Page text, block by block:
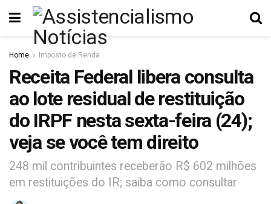
Home Imposto de Renda
Receita Federal libera consulta
ao lote residual de restituição
do IRPF nesta sexta-feira (24);
veja se você tem direito
248 mil contribuintes receberão R$ 602 milhões
em restituições do IR; saiba como consultar